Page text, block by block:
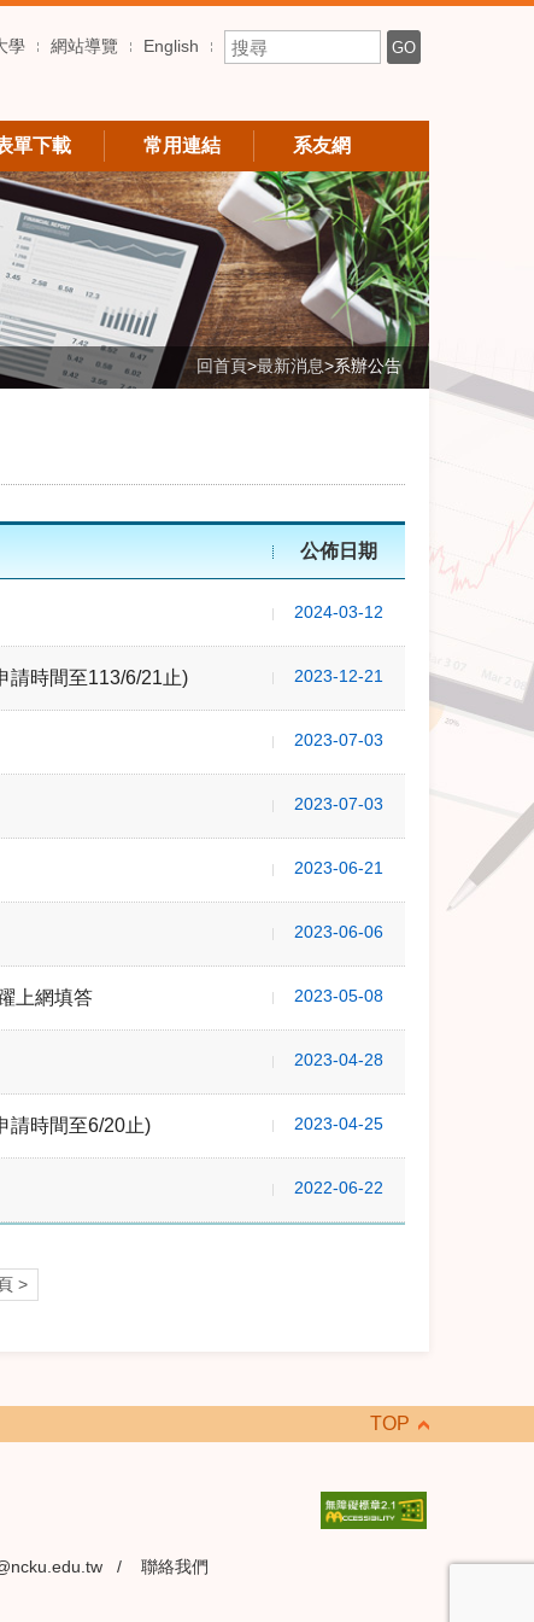
學 網站導覽 English 搜尋關鍵字 GO
單下載 常用連結 系友網
回首頁>最新消息>系辦公告
公佈日期
2024-03-12
請時間至113/6/21止) 2023-12-21
2023-07-03
2023-07-03
2023-06-21
2023-06-06
上網填答 2023-05-08
2023-04-28
請時間至6/20止) 2023-04-25
2022-06-22
>
TOP
/ 聯絡我們